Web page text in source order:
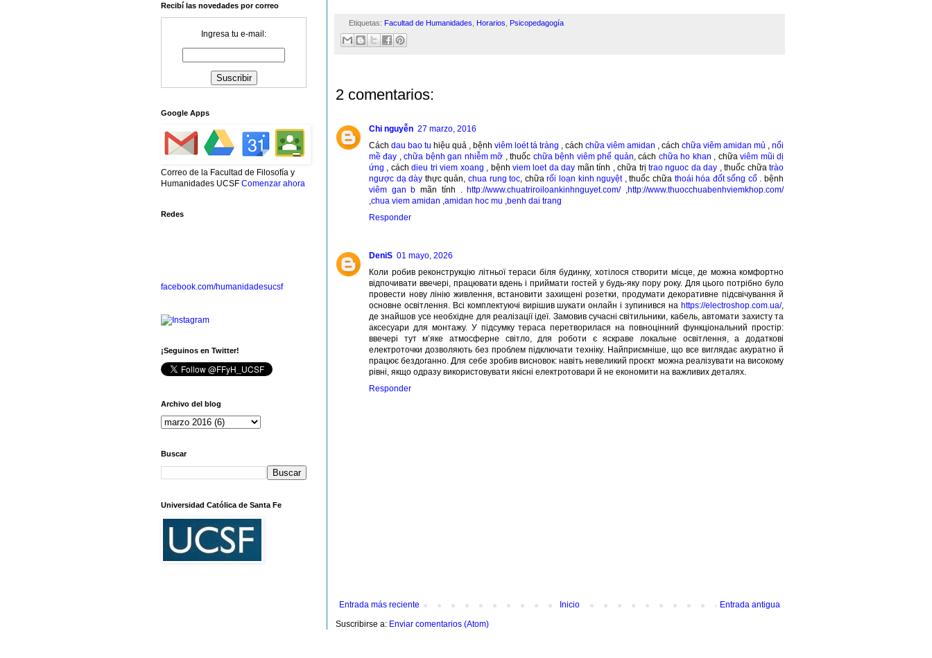
Etiquetas: Facultad de Humanidades, Horarios, Psicopedagogía
2 comentarios:
Chi nguyễn 27 marzo, 2016
Cách dau bao tu hiệu quả , bệnh viêm loét tá tràng , cách chữa viêm amidan , cách chữa viêm amidan mủ
nổi
mề đay ,chữa bệnh gan nhiễm mỡ , thuốc chữa bệnh viêm phế quản , cách chữa ho khan , chữaviêm mũi dị
ứng , cáchdieu tri viem xoang , bệnh viem loet da day mãn tính , chữa trị trao nguoc da day , thuốc chữatrào
ngược dạ dày thực quản, chua rung toc , chữarối loạn kinh nguyệt, thuốc chữa thoái hóa đốt sống cổ. bệnh
viêm gan b mãn tính .http://www.chuatriroiloankinhnguyet.com/,http://www.thuocchuabenhviemkhop.com/
chua viem amidan amidan hoc mu benh dai trang
Responder
DeniS 01 mayo, 2026
Коли робив реконструкцію літньої тераси біля будинку, хотілося створити місце, де можна комфортно
відпочивати ввечері, працювати вдень і приймати гостей у будь-яку пору року. Для цього потрібно було
провести нову лінію живлення, встановити захищені розетки, продумати декоративне підсвічування й
основне освітлення. Всі комплектуючі вирішив шукати онлайн і зупинився на https://electroshop.com.ua/,
де знайшов усе необхідне для реалізації ідеї. Замовив сучасні світильники, кабель, автомати захисту та
аксесуари для монтажу. У підсумку тераса перетворилася на повноцінний функціональний простір:
ввечері тут м’яке атмосферне світло, для роботи є яскраве локальне освітлення, а додаткові
електроточки дозволяють без проблем підключати техніку. Найприємніше, що все виглядає акуратно й
працює бездоганно. Для себе зробив висновок: навіть невеликий проєкт можна реалізувати на високому
рівні, якщо одразу використовувати якісні електротовари й не економити на важливих деталях.
Responder
Entrada más reciente Entrada antigua
Inicio
Suscribirse a: Enviar comentarios (Atom)
Recibí las novedades por correo
Ingresa tu e-mail:
Google Apps
Correo de la Facultad de Filosofía y
Humanidades UCSF Comenzar ahora
Redes
facebook.com/humanidadesucsf
¡Seguinos en Twitter!
Archivo del blog
Buscar
Universidad Católica de Santa Fe